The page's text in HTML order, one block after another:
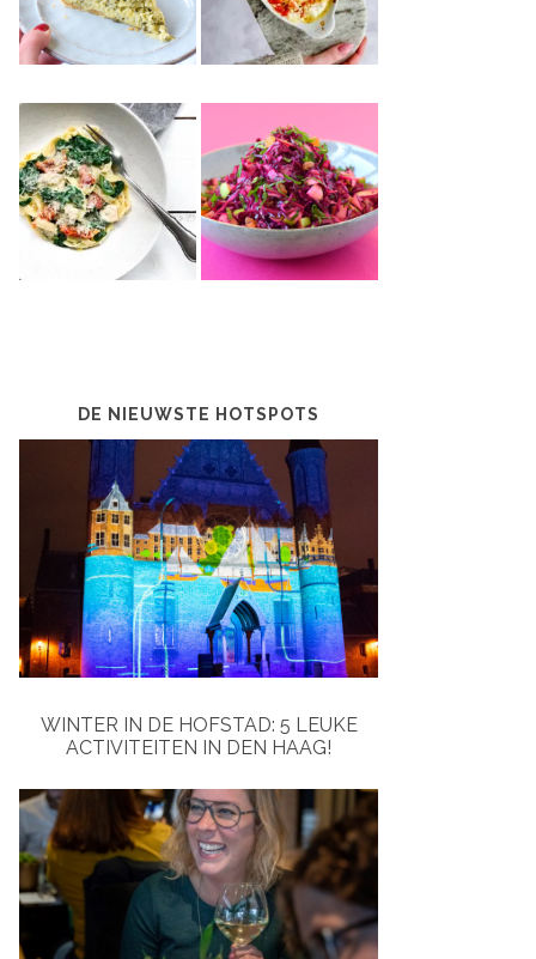
DE NIEUWSTE HOTSPOTS
WINTER IN DE HOFSTAD: 5 LEUKE
ACTIVITEITEN IN DEN HAAG!